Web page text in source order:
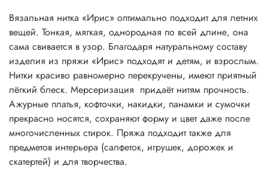
Вязальная нитка «Ирис» оптимально подходит для летних
вещей. Тонкая, мягкая, однородная по всей длине, она
сама свивается в узор. Благодаря натуральному составу
изделия из пряжи «Ирис» подходят и детям, и взрослым.
Нитки красиво равномерно перекручены, имеют приятный
лёгкий блеск. Мерсеризация придаёт нитям прочность.
Ажурные платья, кофточки, накидки, панамки и сумочки
прекрасно носятся, сохраняют форму и цвет даже после
многочисленных стирок. Пряжа подходит также для
предметов интерьера (салфеток, игрушек, дорожек и
скатертей) и для творчества.